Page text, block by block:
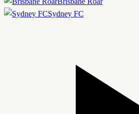
Sydney FC